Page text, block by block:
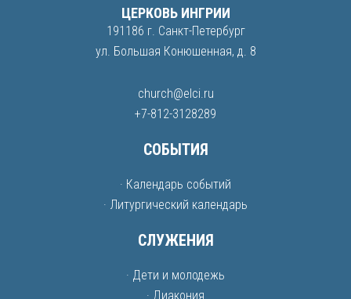
ЦЕРКОВЬ ИНГРИИ
191186 г. Санкт-Петербург
ул. Большая Конюшенная, д. 8
church@elci.ru
+7-812-3128289
СОБЫТИЯ
· Календарь событий
· Литургический календарь
СЛУЖЕНИЯ
· Дети и молодежь
· Диакония